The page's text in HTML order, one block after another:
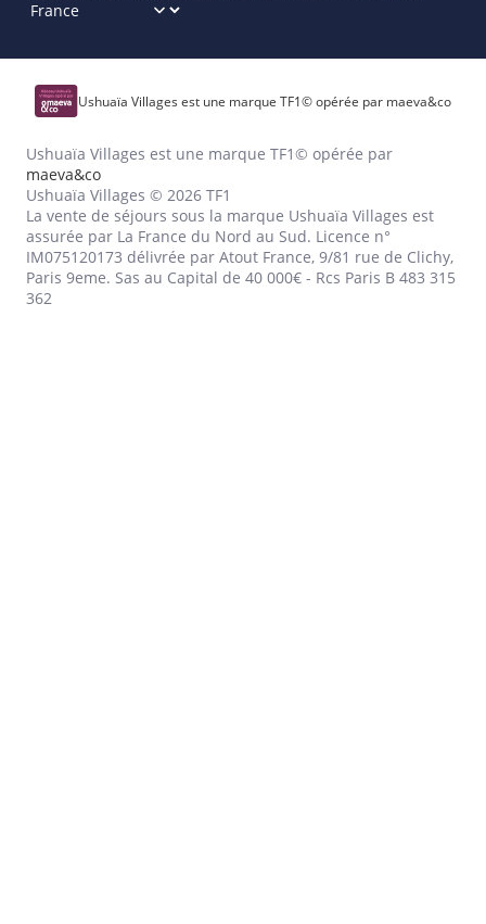
Ushuaïa Villages est une marque TF1© opérée par maeva&co
Ushuaïa Villages est une marque TF1© opérée par
maeva&co
Ushuaïa Villages © 2026 TF1
La vente de séjours sous la marque Ushuaïa Villages est
assurée par La France du Nord au Sud. Licence n°
IM075120173 délivrée par Atout France, 9/81 rue de Clichy,
Paris 9eme. Sas au Capital de 40 000€ - Rcs Paris B 483 315
362